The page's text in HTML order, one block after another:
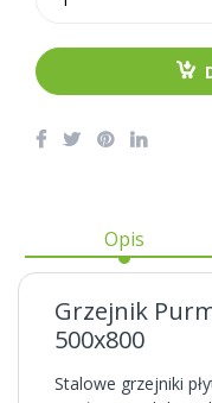
Opis
Grzejnik
500x800
Stalowe grzejniki